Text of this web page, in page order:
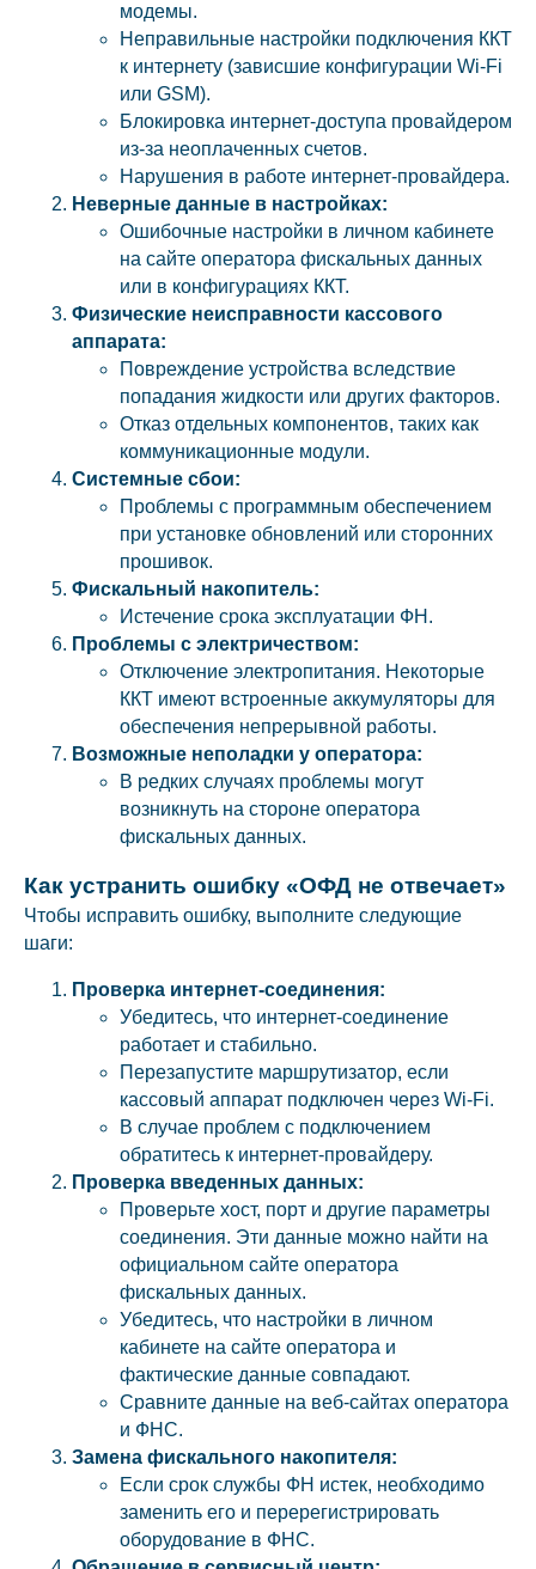
модемы.
Неправильные настройки подключения ККТ
к интернету (зависшие конфигурации Wi-Fi
или GSM).
Блокировка интернет-доступа провайдером
из-за неоплаченных счетов.
Нарушения в работе интернет-провайдера.
Неверные данные в настройках:
Ошибочные настройки в личном кабинете
на сайте оператора фискальных данных
или в конфигурациях ККТ.
Физические неисправности кассового
аппарата:
Повреждение устройства вследствие
попадания жидкости или других факторов.
Отказ отдельных компонентов, таких как
коммуникационные модули.
Системные сбои:
Проблемы с программным обеспечением
при установке обновлений или сторонних
прошивок.
Фискальный накопитель:
Истечение срока эксплуатации ФН.
Проблемы с электричеством:
Отключение электропитания. Некоторые
ККТ имеют встроенные аккумуляторы для
обеспечения непрерывной работы.
Возможные неполадки у оператора:
В редких случаях проблемы могут
возникнуть на стороне оператора
фискальных данных.
Как устранить ошибку «ОФД не отвечает»
Чтобы исправить ошибку, выполните следующие
шаги:
Проверка интернет-соединения:
Убедитесь, что интернет-соединение
работает и стабильно.
Перезапустите маршрутизатор, если
кассовый аппарат подключен через Wi-Fi.
В случае проблем с подключением
обратитесь к интернет-провайдеру.
Проверка введенных данных:
Проверьте хост, порт и другие параметры
соединения. Эти данные можно найти на
официальном сайте оператора
фискальных данных.
Убедитесь, что настройки в личном
кабинете на сайте оператора и
фактические данные совпадают.
Сравните данные на веб-сайтах оператора
и ФНС.
Замена фискального накопителя:
Если срок службы ФН истек, необходимо
заменить его и перерегистрировать
оборудование в ФНС.